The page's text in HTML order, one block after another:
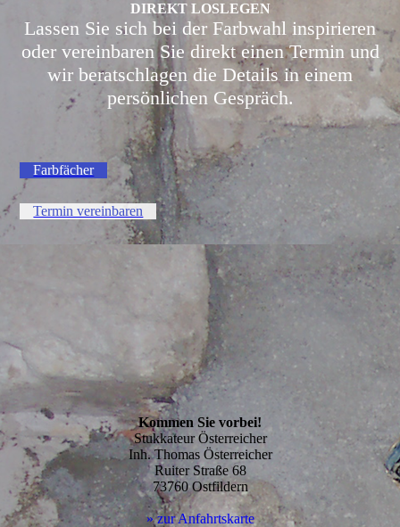
DIREKT LOSLEGEN
Lassen Sie sich bei der Farbwahl inspirieren
oder vereinbaren Sie direkt einen Termin und
wir beratschlagen die Details in einem
persönlichen Gespräch.
Farbfächer
Termin vereinbaren
Kommen Sie vorbei!
Stukkateur Österreicher
Inh. Thomas Österreicher
Ruiter Straße 68
73760 Ostfildern
» zur Anfahrtskarte